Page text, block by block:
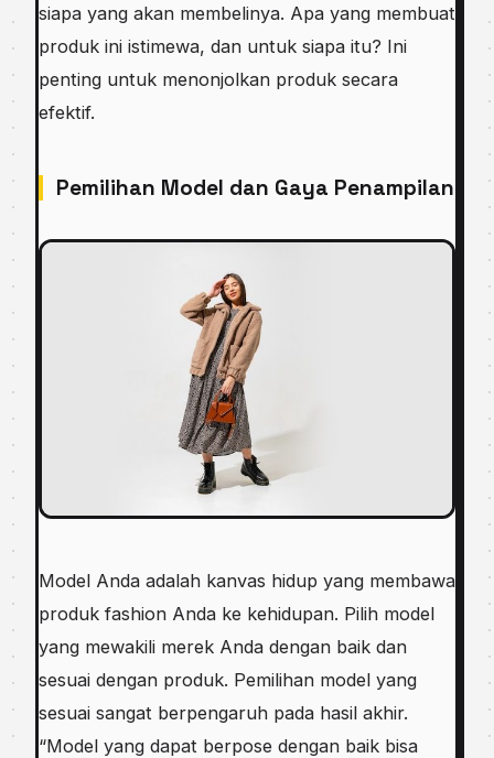
siapa yang akan membelinya. Apa yang membuat
produk ini istimewa, dan untuk siapa itu? Ini
penting untuk menonjolkan produk secara
efektif.
Pemilihan Model dan Gaya Penampilan
Model Anda adalah kanvas hidup yang membawa
produk fashion Anda ke kehidupan. Pilih model
yang mewakili merek Anda dengan baik dan
sesuai dengan produk. Pemilihan model yang
sesuai sangat berpengaruh pada hasil akhir.
“Model yang dapat berpose dengan baik bisa